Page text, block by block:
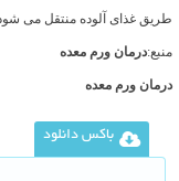
طریق غذای آلوده منتقل می
منبع:درمان ورم معده
درمان ورم معده
باکس دانلود